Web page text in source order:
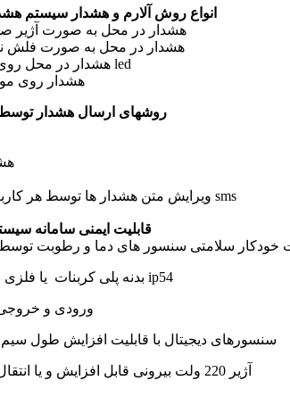
انواع روش آلارم و هشدار سیستم
1)هشدار در محل به صورت آژیر
2)هشدار در محل به صورت فلش
3)هشدار در محل روی نمایشگر به صورت چراغ led
4)هشدار روی
4)ویرایش متن هشدار ها توسط هر کاربر توسط دستورات ساده با sms
قابلیت ایمنی سامانه
خودکار سلامتی سنسور های دما و رطوبت توسط
2)بدنه پلی کربنات یا فلزی با درجه استاندارد حفاظتی ip54
3)ورودی و
4)سنسورهای دیجیتال با قابلیت افزایش طول